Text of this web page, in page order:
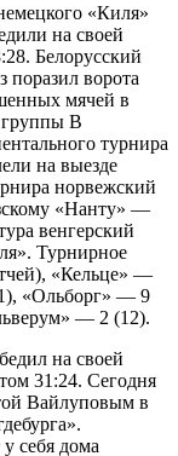
«Киля»
на своей
Белорусский
поразил ворота
мячей в
группы В
турнира
на выезде
норвежский
«Нанту» —
венгерский
Турнирное
«Кельце» —
«Ольборг» — 9
— 2 (12).
на своей
31:24. Сегодня
Вайлуповым в
себя дома